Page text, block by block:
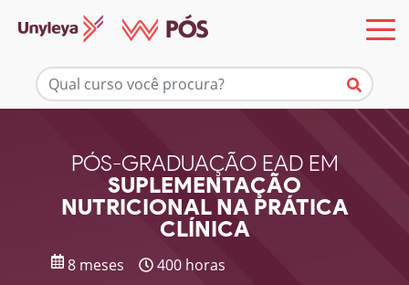
PÓS-GRADUAÇÃO EAD EM
SUPLEMENTAÇÃO
NUTRICIONAL NA PRÁTICA
CLÍNICA
8 meses 400 horas
Mais informações